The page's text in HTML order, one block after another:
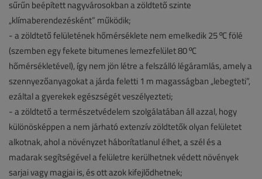
sűrűn beépített nagyvárosokban a zöldtető szinte
„klímaberendezésként” működik;
- a zöldtető felületének hőmérséklete nem emelkedik 25 ºC fölé
(szemben egy fekete bitumenes lemezfelület 80 ºC
hőmérsékletével), így nem jön létre a felszálló légáramlás, amely a
szennyezőanyagokat a járda feletti 1 m magasságban „lebegteti”,
ezáltal a gyerekek egészségét veszélyezteti;
- a zöldtető a természetvédelem szolgálatában áll azzal, hogy
különösképpen a nem járható extenzív zöldtetők olyan felületet
alkotnak, ahol a növényzet háborítatlanul élhet, a szél és a
madarak segítségével a felületre kerülhetnek védett növények
sarjai vagy magjai is, és ott azok kifejlődhetnek;